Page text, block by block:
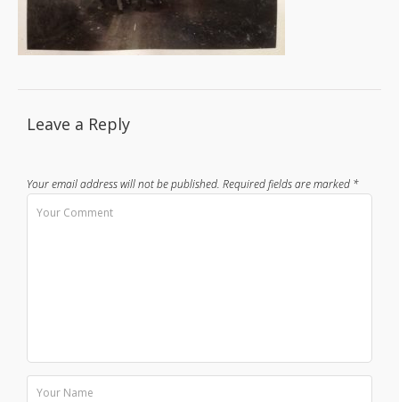
Leave a Reply
Your email address will not be published. Required fields are marked *